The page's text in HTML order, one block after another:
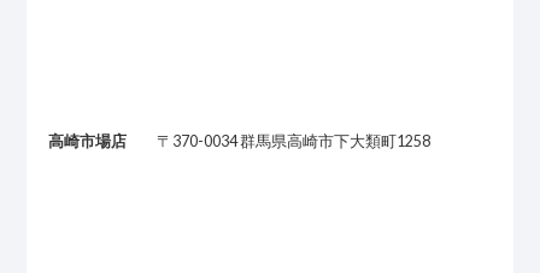
高崎市場店 〒370-0034 群馬県高崎市下大類町1258